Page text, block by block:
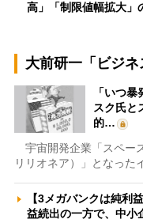
高」「制限値幅拡大
大前研一「ビジ
「いつ
スク氏と
的…
宇宙開発企業「スペー
リリオネア）」となった
【3メガバンクは純利
益続出の一方で、中